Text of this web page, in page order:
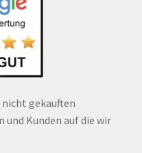
gekauften
und Kunden auf die wir